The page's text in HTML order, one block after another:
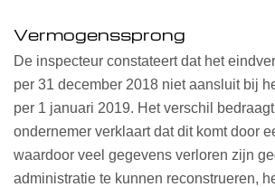
Vermogenssprong
De inspecteur constateert dat het
per 31 december 2018 niet aansluit bij
per 1 januari 2019. Het verschil
ondernemer verklaart dat dit komt door
waardoor veel gegevens verloren zijn
administratie te kunnen reconstrueren,